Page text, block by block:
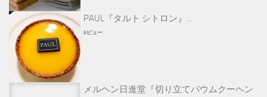
PAUL『タルト シトロン』...
6ビュー
メルヘン日進堂『切り立てバウムクーヘン